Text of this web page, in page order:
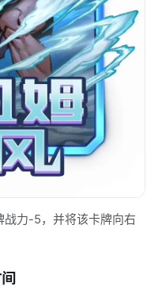
战力-5，并将该卡牌向右